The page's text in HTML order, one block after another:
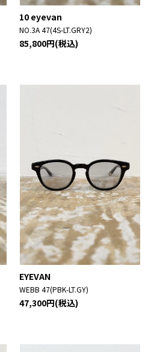
10 eyevan
NO.3A 47(4S-LT.GRY2)
85,800円(税込)
EYEVAN
WEBB 47(PBK-LT.GY)
47,300円(税込)